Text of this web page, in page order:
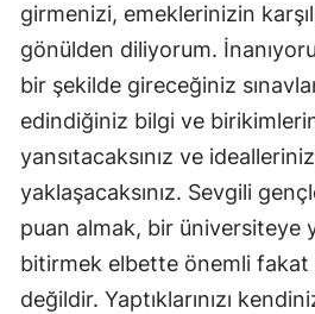
girmenizi, emeklerinizin
gönülden diliyorum.
bir şekilde gireceğiniz
edindiğiniz bilgi ve
yansıtacaksınız ve
yaklaşacaksınız. Sevgili
puan almak, bir üniversiteye
bitirmek elbette önemli fakat
değildir. Yaptıklarınızı